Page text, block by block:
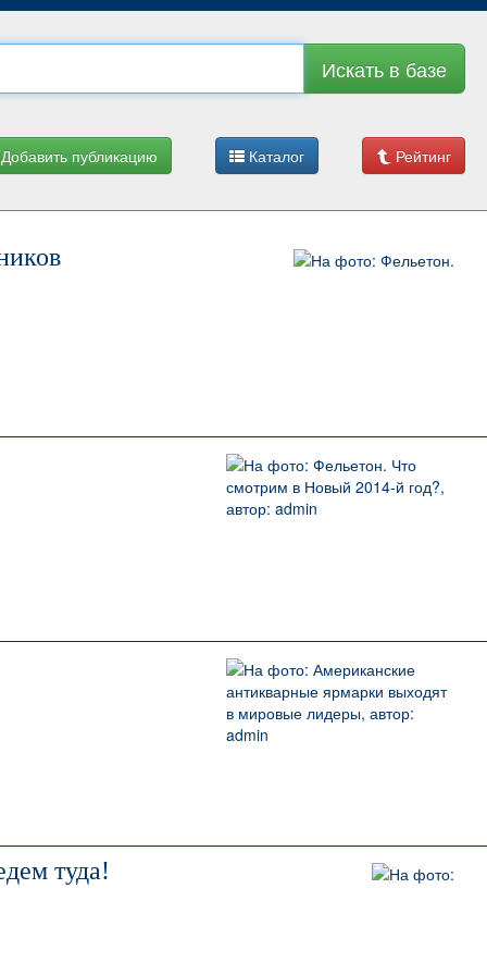
Искать в базе
Рейтинг
Каталог
публикацию
туда!